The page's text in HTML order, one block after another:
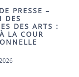
PRESSE –
DES
DES ARTS :
LA COUR